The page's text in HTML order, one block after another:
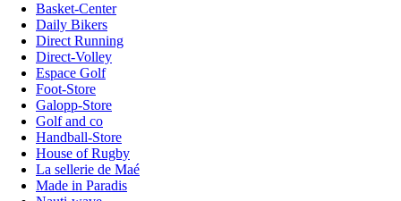
Basket-Center
Daily Bikers
Direct Running
Direct-Volley
Espace Golf
Foot-Store
Galopp-Store
Golf and co
Handball-Store
House of Rugby
La sellerie de Maé
Made in Paradis